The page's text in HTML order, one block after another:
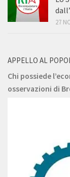
27
APPELLO AL
Chi possiede
osservazioni di